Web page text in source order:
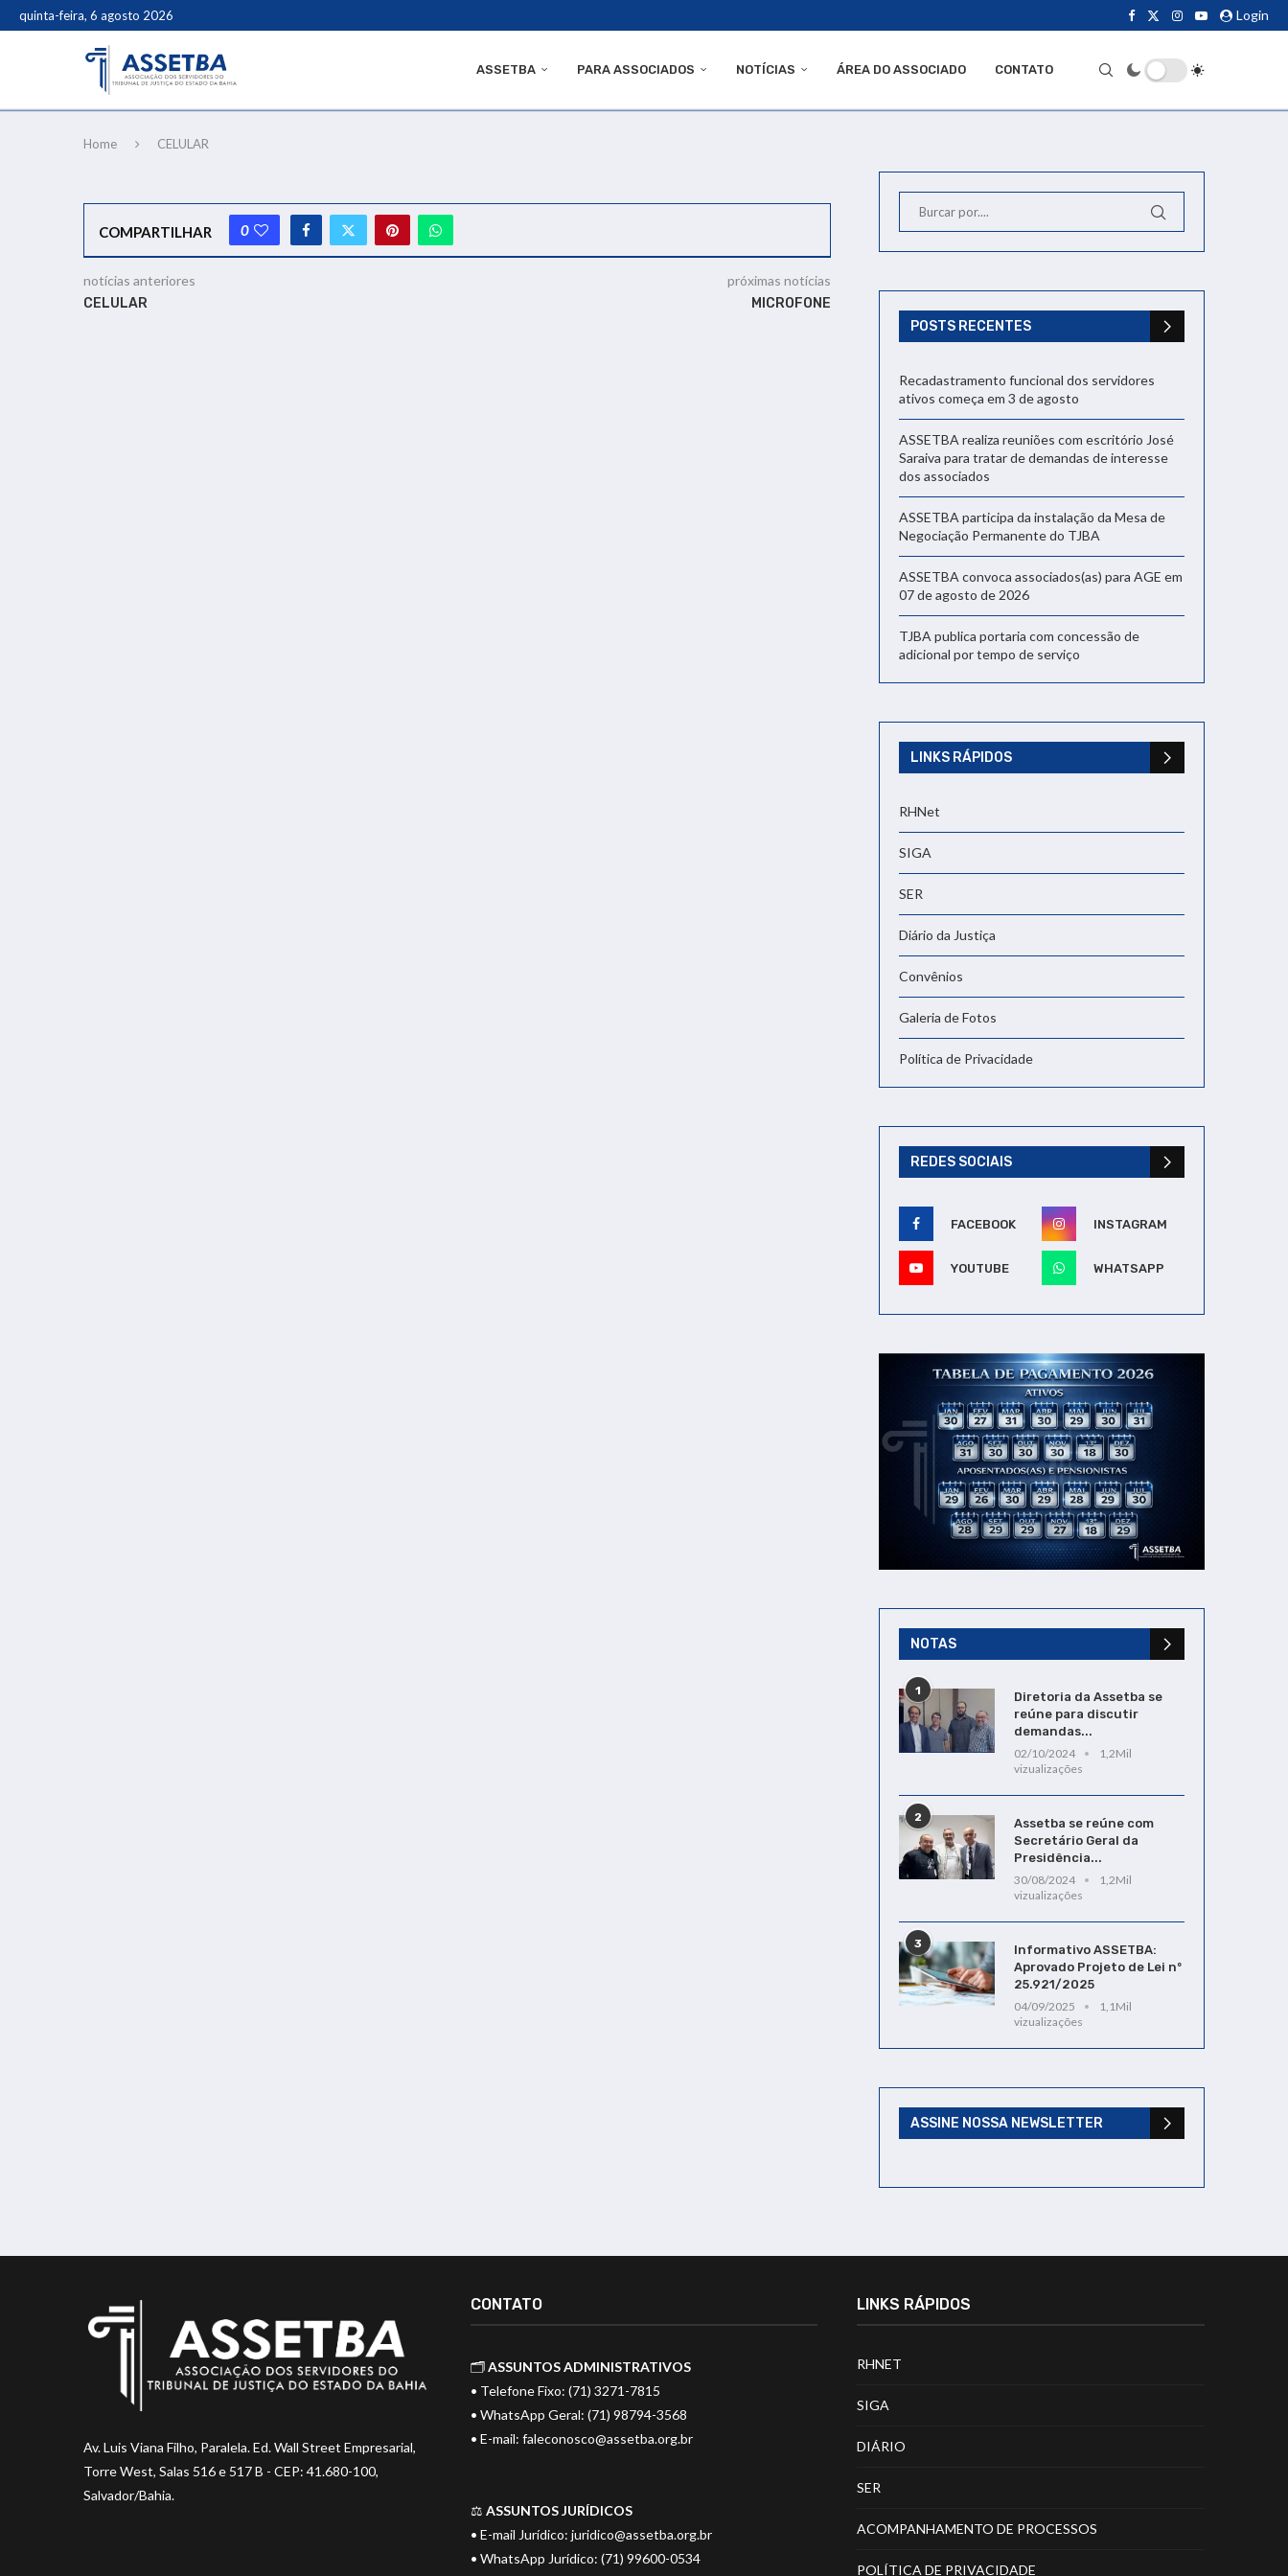
quinta-feira, 6 agosto 2026 Login
ASSETBA PARA ASSOCIADOS NOTÍCIAS ÁREA DO ASSOCIADO CONTATO
Home CELULAR
COMPARTILHAR 0
notícias anteriores
CELULAR
próximas notícias
MICROFONE
POSTS RECENTES
Recadastramento funcional dos servidores
ativos começa em 3 de agosto
ASSETBA realiza reuniões com escritório José
Saraiva para tratar de demandas de interesse
dos associados
ASSETBA participa da instalação da Mesa de
Negociação Permanente do TJBA
ASSETBA convoca associados(as) para AGE em
07 de agosto de 2026
TJBA publica portaria com concessão de
adicional por tempo de serviço
LINKS RÁPIDOS
RHNet
SIGA
SER
Diário da Justiça
Convênios
Galeria de Fotos
Política de Privacidade
REDES SOCIAIS
FACEBOOK INSTAGRAM
YOUTUBE WHATSAPP
NOTAS
1
Diretoria da Assetba se
reúne para discutir
demandas...
02/10/2024
1,2Mil
vizualizações
2
Assetba se reúne com
Secretário Geral da
Presidência...
30/08/2024
1,2Mil
vizualizações
3
Informativo ASSETBA:
Aprovado Projeto de Lei nº
25.921/2025
04/09/2025
1,1Mil
vizualizações
ASSINE NOSSA NEWSLETTER
Av. Luis Viana Filho, Paralela. Ed. Wall Street Empresarial,
Torre West, Salas 516 e 517 B - CEP: 41.680-100,
Salvador/Bahia.
CONTATO
🗂️ASSUNTOS ADMINISTRATIVOS
• Telefone Fixo: (71) 3271-7815
• WhatsApp Geral: (71) 98794-3568
• E-mail: faleconosco@assetba.org.br
⚖️ ASSUNTOS JURÍDICOS
• E-mail Jurídico: juridico@assetba.org.br
• WhatsApp Jurídico: (71) 99600-0534
LINKS RÁPIDOS
RHNET
SIGA
DIÁRIO
SER
ACOMPANHAMENTO DE PROCESSOS
POLÍTICA DE PRIVACIDADE